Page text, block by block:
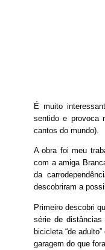
É muito
sentido e provoca
cantos do mundo).
A obra foi meu
com a amiga
da
descobriram a
Primeiro descobri
série de distâncias
bicicleta “de
garagem do que